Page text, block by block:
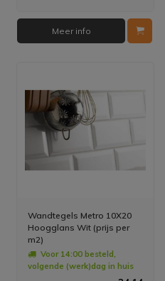
Meer info
Wandtegels Metro 10X20
Hoogglans Wit (prijs per
m2)
Voor 14:00 besteld,
volgende (werk)dag in huis